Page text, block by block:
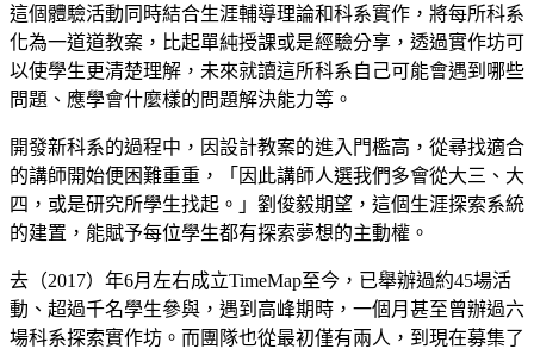
這個體驗活動同時結合生涯輔導理論和科系實作，將每所科系
化為一道道教案，比起單純授課或是經驗分享，透過實作坊可
以使學生更清楚理解，未來就讀這所科系自己可能會遇到哪些
問題、應學會什麼樣的問題解決能力等。
開發新科系的過程中，因設計教案的進入門檻高，從尋找適合
的講師開始便困難重重，「因此講師人選我們多會從大三、大
四，或是研究所學生找起。」劉俊毅期望，這個生涯探索系統
的建置，能賦予每位學生都有探索夢想的主動權。
去（2017）年6月左右成立TimeMap至今，已舉辦過約45場活
動、超過千名學生參與，遇到高峰期時，一個月甚至曾辦過六
場科系探索實作坊。而團隊也從最初僅有兩人，到現在募集了